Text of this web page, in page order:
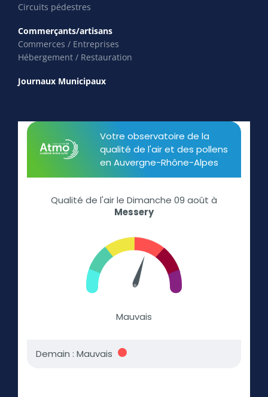
Circuits pédestres
Commerçants/artisans
Commerces / Entreprises
Hébergement / Restauration
Journaux Municipaux